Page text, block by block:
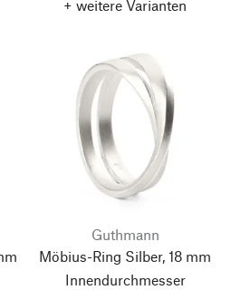
+ weitere Varianten
Guthmann
Möbius-Ring Silber, 18 mm
Innendurchmesser